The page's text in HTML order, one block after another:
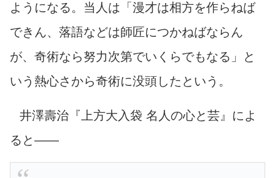
ようになる。当人は「漫才は相方を作らねば
できん、落語などは師匠につかねばならん
が、奇術なら努力次第でいくらでもなる」と
いう熱心さから奇術に没頭したという。
井澤壽治『上方大入袋 名人の心と芸』によ
ると――